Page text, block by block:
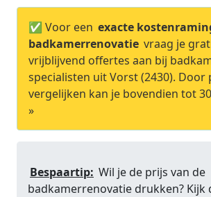
✅ Voor een exacte
badkamerrenovatie vraag je
vrijblijvend offertes aan bij
specialisten uit Vorst (2430). Door
vergelijken kan je bovendien tot
»
Bespaartip: Wil je de prijs van de
badkamerrenovatie drukken? Kijk